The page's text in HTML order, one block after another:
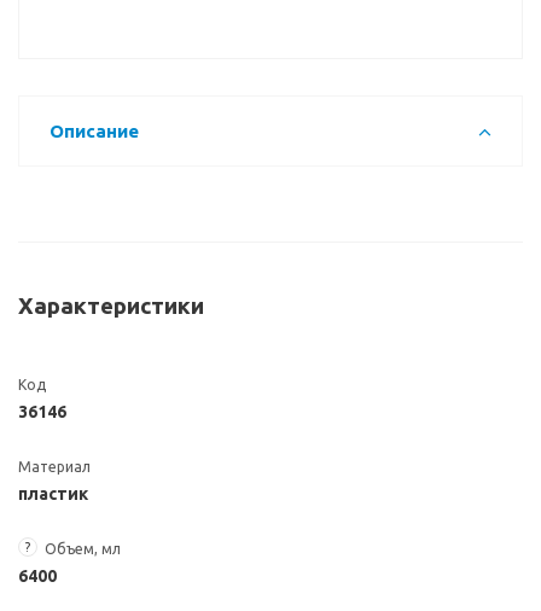
Описание
Характеристики
Код
36146
Материал
пластик
? Объем, мл
6400